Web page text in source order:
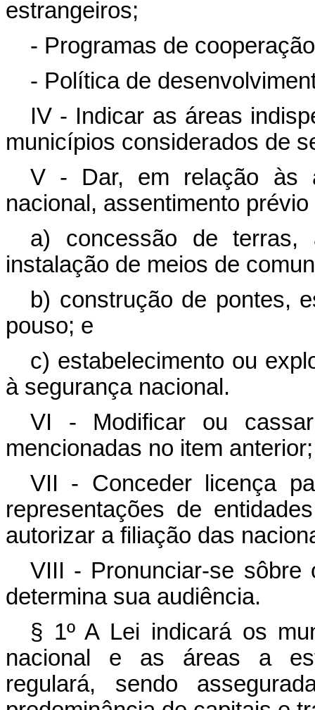
estrangeiros;
- Programas de
- Política de
IV - Indicar as áreas
municípios considerados de
V - Dar, em relação às
nacional, assentimento prévio
a) concessão de
instalação de meios de
b) construção de pontes,
pouso; e
c) estabelecimento ou
à segurança nacional.
VI - Modificar ou
mencionadas no item anterior;
VII - Conceder licença
representações de
autorizar a filiação das
VIII - Pronunciar-se sôbre
determina sua audiência.
§ 1º A Lei indicará os
nacional e as áreas a
regulará, sendo